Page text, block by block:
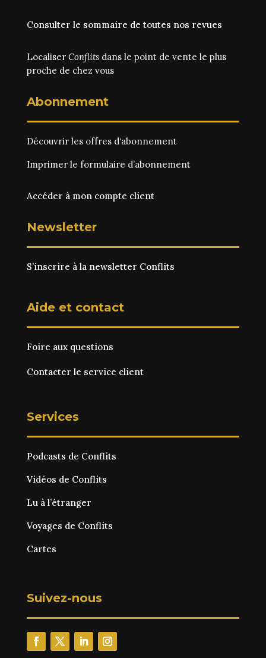
Consulter le sommaire de toutes nos revues
Localiser Conflitsdans le point de vente le plus
proche de chez vous
Abonnement
Découvrir les offres d‘abonnement
Imprimer le formulaire d’abonnement
Accéder à mon compte client
Newsletter
S’inscrire à la newsletter Conflits
Aide et contact
Foire aux questions
Contacter le service client
Services
Podcasts de Conflits
Vidéos de Conflits
Lu à l’étranger
Voyages de Conflits
Cartes
Suivez-nous